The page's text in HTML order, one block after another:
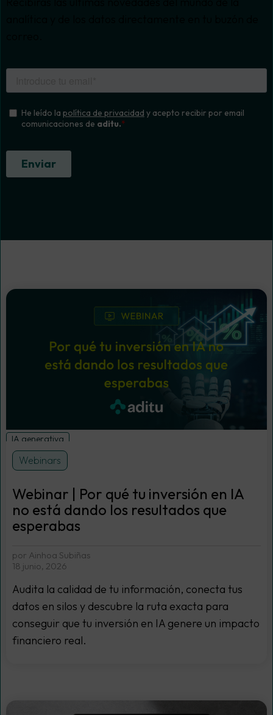
IA generativa
Webinars
Webinar | Por qué tu inversión en IA
no está dando los resultados que
esperabas
por Ainhoa Subiñas
18 junio, 2026
Audita la calidad de tu información, conecta tus
datos en silos y descubre la ruta exacta para
conseguir que tu inversión en IA genere un impacto
financiero real.